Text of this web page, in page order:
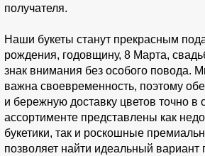
получателя.
Наши букеты станут прекрасным
рождения, годовщину, 8 Марта,
знак внимания без особого повода.
важна своевременность, поэтому
и бережную доставку цветов точно в
ассортименте представлены как
букетики, так и роскошные
позволяет найти идеальный